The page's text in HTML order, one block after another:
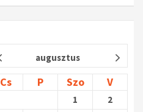
augusztus
Cs P Szo V
1
2